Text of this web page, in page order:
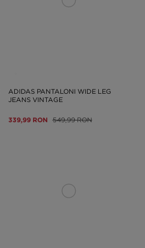
ADIDAS PANTALONI WIDE LEG
JEANS VINTAGE
339,99 RON 549,99 RON